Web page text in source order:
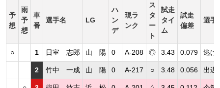
予
想
雨
予
想
車
番
選手名 LG
ハ
ン
デ
現ラ
ンク
ス
タ
ー
ト
試走
タイ
ム
試走
偏差
選手
○ 1 日室 志郎 山 陽 0 A-208 ◎ 3.43 0.079 逃げ
2 竹中 一成 山 陽 0 A-217 ○ 3.48 0.056 出遅